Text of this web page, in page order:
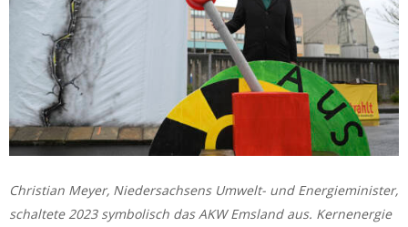
Christian Meyer, Niedersachsens Umwelt- und Energieminister,
schaltete 2023 symbolisch das AKW Emsland aus. Kernenergie